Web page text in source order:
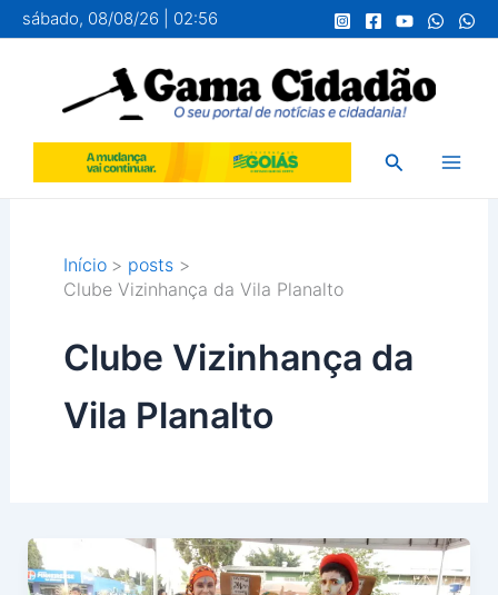
para
conteúdo
sábado, 08/08/26 | 02:56
Pesquisar
Início
posts
Clube Vizinhança da Vila Planalto
Clube Vizinhança da
Vila Planalto